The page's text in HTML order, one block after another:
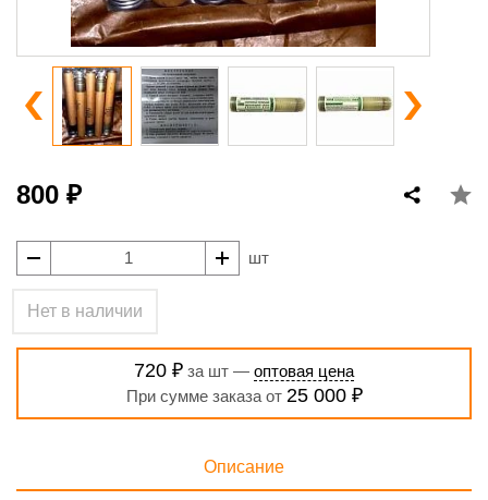
800 ₽
шт
Нет в наличии
720 ₽ за шт — оптовая цена
При сумме заказа от 25 000 ₽
Описание